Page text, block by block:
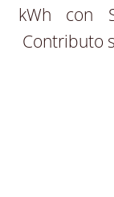
kWh con
Contributo